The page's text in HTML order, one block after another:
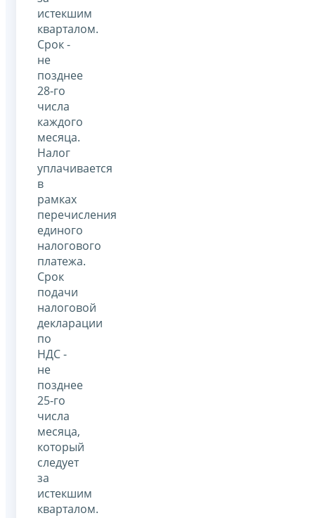
истекшим
кварталом.
Срок -
не
позднее
28-го
числа
каждого
месяца.
Налог
уплачивается
в
рамках
перечисления
единого
налогового
платежа.
Срок
подачи
налоговой
декларации
по
НДС -
не
позднее
25-го
числа
месяца,
который
следует
за
истекшим
кварталом.